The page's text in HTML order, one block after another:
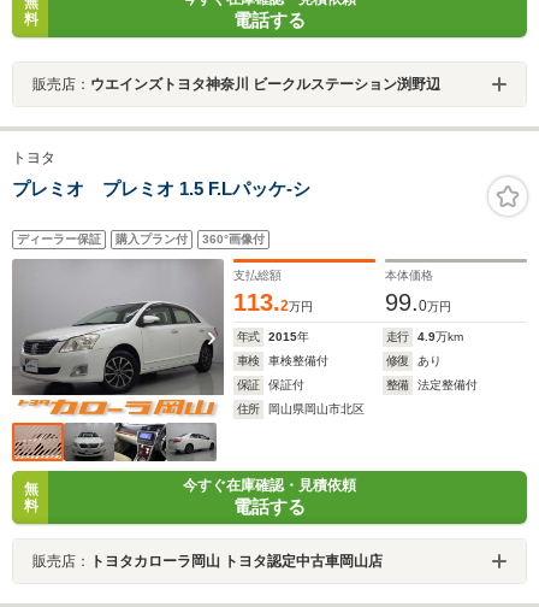
料
電話する
販売店： ウエインズトヨタ神奈川 ビークルステーション渕野辺
トヨタ
プレミオ プレミオ 1.5 F.Lパッケ-シ
ディーラー保証 購入プラン付 360°画像付
支払総額
113.2万円
本体価格
99.0万円
年式 2015年 走行 4.9万km
車検
車検整備付 修復
あり
保証
保証付 整備
法定整備付
住所
岡山県岡山市北区
無
料
今すぐ在庫確認・見積依頼
電話する
販売店： トヨタカローラ岡山 トヨタ認定中古車岡山店